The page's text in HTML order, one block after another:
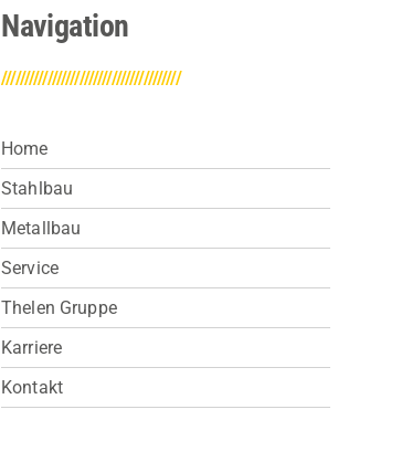
Navigation
///////////////////////////////////////
Home
Stahlbau
Metallbau
Service
Thelen Gruppe
Karriere
Kontakt